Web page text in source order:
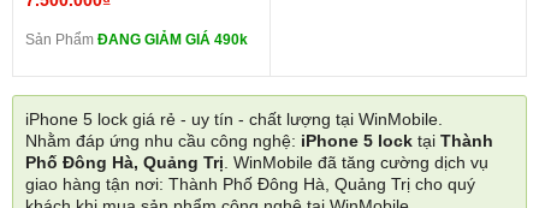
Sản Phẩm ĐANG GIẢM GIÁ 490k
iPhone 5 lock giá rẻ - uy tín - chất lượng tại WinMobile.
Nhằm đáp ứng nhu cầu công nghệ: iPhone 5 lock tại Thành
Phố Đông Hà, Quảng Trị. WinMobile đã tăng cường dịch vụ
giao hàng tận nơi: Thành Phố Đông Hà, Quảng Trị cho quý